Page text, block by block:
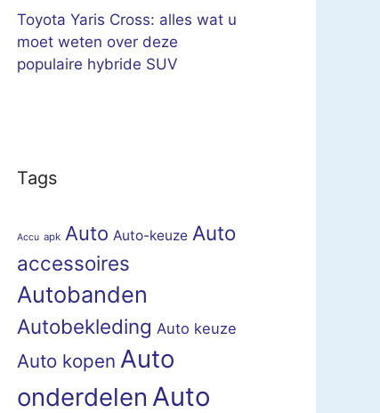
Toyota Yaris Cross: alles wat u
moet weten over deze
populaire hybride SUV
Tags
Accu apk Auto Auto-keuze Auto
accessoires
Autobanden
Autobekleding Auto keuze
Auto kopen Auto
onderdelen Auto